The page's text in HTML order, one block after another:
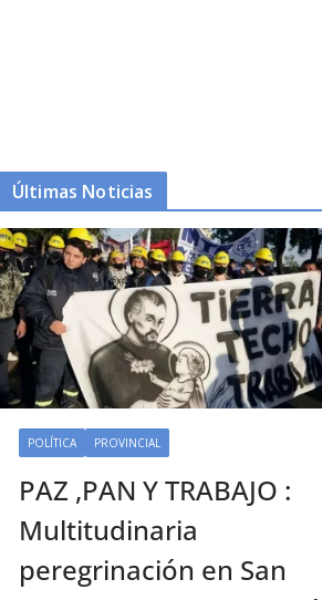
Últimas Noticias
POLÍTICA PROVINCIAL
PAZ ,PAN Y TRABAJO :
Multitudinaria
peregrinación en San